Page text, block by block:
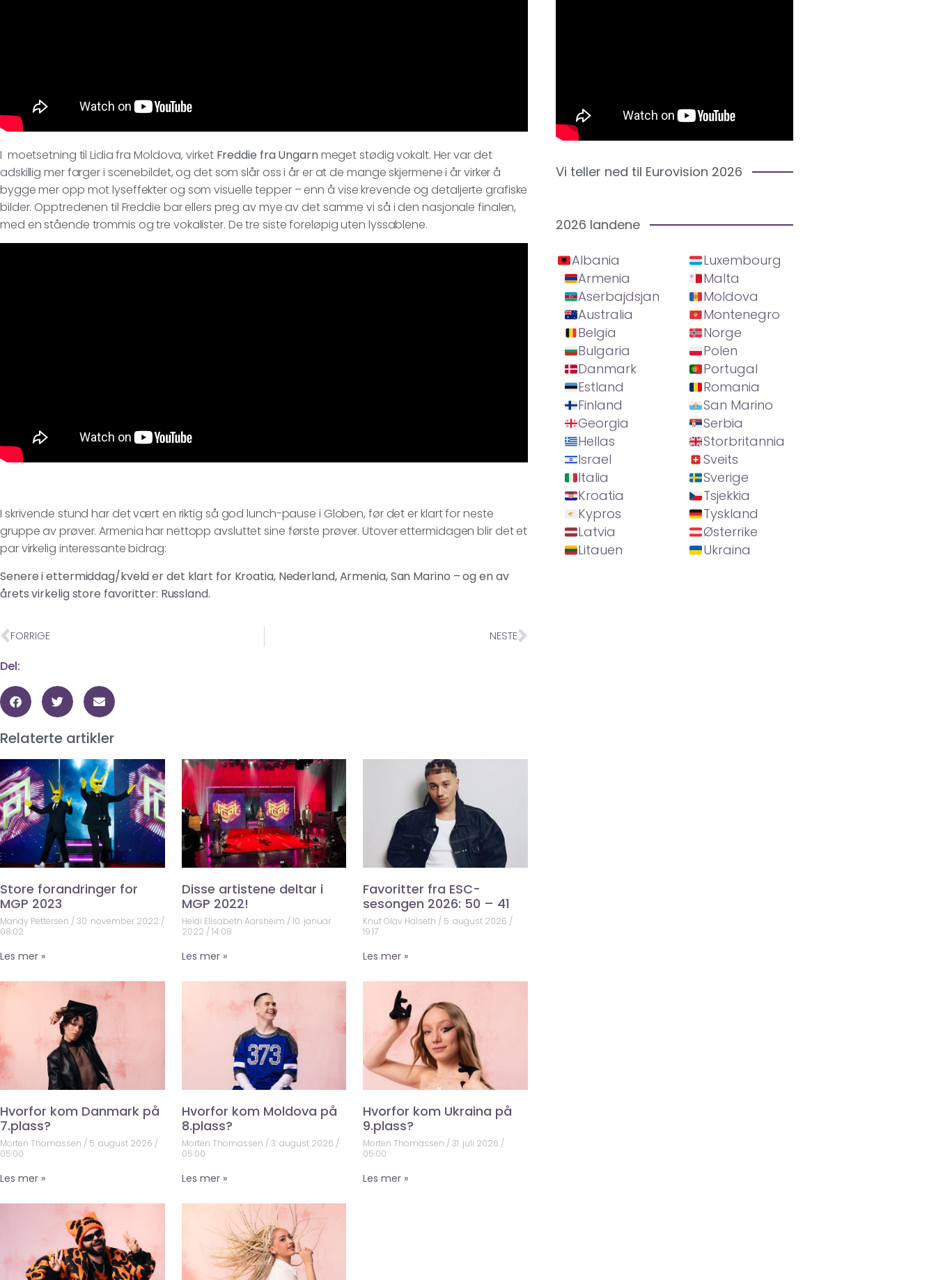
I moetsetning til Lidia fra Moldova, virket Freddie fra Ungarnmeget stødig vokalt. Her var det
adskillig mer farger i scenebildet, og det som slår oss i år er at de mange skjermene i år virker å
bygge mer opp mot lyseffekter og som visuelle tepper – enn å vise krevende og detaljerte grafiske
bilder. Opptredenen til Freddie bar ellers preg av mye av det samme vi så i den nasjonale finalen,
med en stående trommis og tre vokalister. De tre siste foreløpig uten lyssablene.
I skrivende stund har det vært en riktig så god lunch-pause i Globen, før det er klart for neste
gruppe av prøver. Armenia har nettopp avsluttet sine første prøver. Utover ettermidagen blir det et
par virkelig interessante bidrag:
Senere i ettermiddag/kveld er det klart for Kroatia, Nederland, Armenia, San Marino – og en av
årets virkelig store favoritter: Russland.
FORRIGE NESTE
Del:
Relaterte artikler
Store forandringer for
MGP 2023
Mandy Pettersen
30. november 2022
08:02
Les mer »
Disse artistene deltar i
MGP 2022!
Heidi Elisabeth Aarsheim 10. januar
2022 14:08
Les mer »
Favoritter fra ESC-
sesongen 2026: 50 – 41
Knut Olav Halseth
5. august 2026
19:17
Les mer »
Hvorfor kom Danmark på
7.plass?
Morten Thomassen
5. august 2026
05:00
Les mer »
Hvorfor kom Moldova på
8.plass?
Morten Thomassen 3. august 2026
05:00
Les mer »
Hvorfor kom Ukraina på
9.plass?
Morten Thomassen
31. juli 2026
05:00
Les mer »
Vi teller ned til Eurovision 2026
2026 landene
Albania
Armenia
Aserbajdsjan
Australia
Belgia
Bulgaria
Danmark
Estland
Finland
Georgia
Hellas
Israel
Italia
Kroatia
Kypros
Latvia
Litauen
Luxembourg
Malta
Moldova
Montenegro
Norge
Polen
Portugal
Romania
San Marino
Serbia
Storbritannia
Sveits
Sverige
Tsjekkia
Tyskland
Østerrike
Ukraina